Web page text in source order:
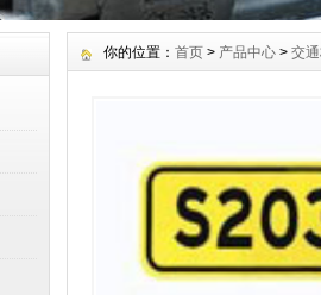
你的位置： 首页 > 产品中心 > 交